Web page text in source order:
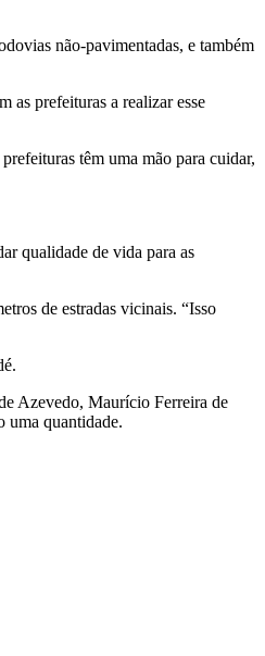
não-pavimentadas, e também
as prefeituras a realizar esse
têm uma mão para cuidar,
qualidade de vida para as
de estradas vicinais. “Isso
Azevedo, Maurício Ferreira de
uma quantidade.